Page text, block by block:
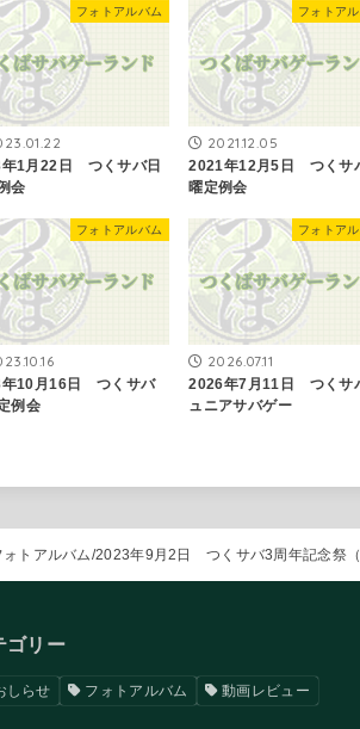
フォトアルバム
1月22日 つくサバ日
会
フォトア
2021.12.05
2021年12月5日 つくサ
曜定例会
フォトアルバム
10月16日 つくサバ
例会
フォトア
2026.07.11
2026年7月11日 つくサ
ュニアサバゲー
ォトアルバム 2023年9月2日 つくサバ3周年記念祭（
ゴリー
しらせ フォトアルバム 動画レビュー